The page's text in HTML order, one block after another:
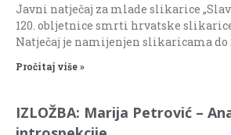
Javni natječaj za mlade slikarice
120. obljetnice smrti hrvatske
Natječaj je namijenjen slikaricama do
Pročitaj više »
IZLOŽBA: Marija Petrović –